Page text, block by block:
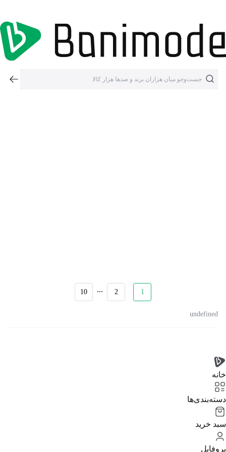
1
2
...
10
undefined
خانه
دسته‌بندی‌‌ها
سبد خرید
پروفایل